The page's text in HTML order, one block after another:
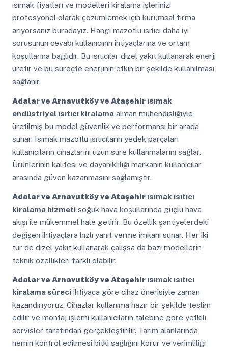
ısımak fiyatları ve modelleri kiralama işlerinizi
profesyonel olarak çözümlemek için kurumsal firma
arıyorsanız buradayız. Hangi mazotlu ısıtıcı daha iyi
sorusunun cevabı kullanıcının ihtiyaçlarına ve ortam
koşullarına bağlıdır. Bu ısıtıcılar dizel yakıt kullanarak enerji
üretir ve bu süreçte enerjinin etkin bir şekilde kullanılması
sağlanır.
Adalar ve Arnavutköy ve Ataşehirısımak
endüstriyel ısıtıcı kiralamaalman mühendisliğiyle
üretilmiş bu model güvenlik ve performansı bir arada
sunar. Isımak mazotlu ısıtıcıların yedek parçaları
kullanıcıların cihazlarını uzun süre kullanmalarını sağlar.
Ürünlerinin kalitesi ve dayanıklılığı markanın kullanıcılar
arasında güven kazanmasını sağlamıştır.
Adalar ve Arnavutköy ve Ataşehirısımak ısıtıcı
kiralama hizmetisoğuk hava koşullarında güçlü hava
akışı ile mükemmel hale getirir. Bu özellik şantiyelerdeki
değişen ihtiyaçlara hızlı yanıt verme imkanı sunar. Her iki
tür de dizel yakıt kullanarak çalışsa da bazı modellerin
teknik özellikleri farklı olabilir.
Adalar ve Arnavutköy ve Ataşehirısımak ısıtıcı
kiralama süreciihtiyaca göre cihaz önerisiyle zaman
kazandırıyoruz. Cihazlar kullanıma hazır bir şekilde teslim
edilir ve montaj işlemi kullanıcıların talebine göre yetkili
servisler tarafından gerçekleştirilir. Tarım alanlarında
nemin kontrol edilmesi bitki sağlığını korur ve verimliliği